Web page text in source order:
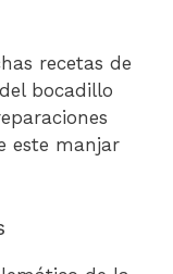
recetas de
bocadillo
este manjar